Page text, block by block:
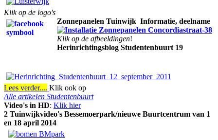
Klik op de logo's
Zonnepanelen Tuinwijk Informatie, deelname
Klik op de afbeeldingen!
Herinrichtingsblog Studentenbuurt 19
Lees verder.... Klik ook op
Alle artikelen Studentenbuurt
Video's in HD: Klik hier
2 Tuinwijkvideo's Bessemoerpark/nieuwe Buurtcentrum van 1
en 18 april 2014